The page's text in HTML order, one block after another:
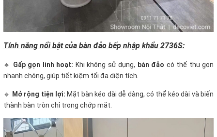
Tính năng nổi bật của bàn đảo bếp nhập khẩu 2736S:
🔹 Gấp gọn linh hoạt: Khi không sử dụng, bàn đảo có thể thu gọn
nhanh chóng, giúp tiết kiệm tối đa diện tích.
🔹 Mở rộng tiện lợi: Mặt bàn kéo dài dễ dàng, có thể kéo dài và biến
thành bàn tròn chỉ trong chớp mắt.